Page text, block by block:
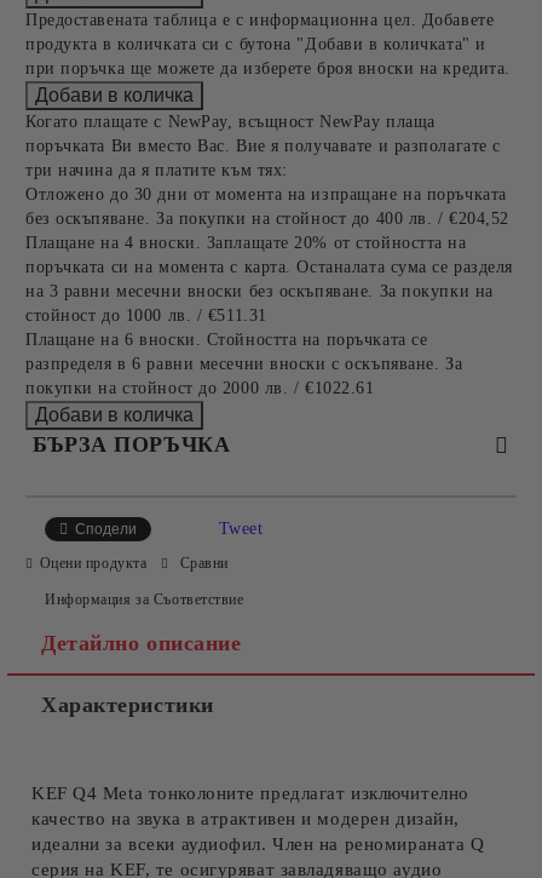
Предоставената таблица е с информационна цел. Добавете
продукта в количката си с бутона "Добави в количката" и
при поръчка ще можете да изберете броя вноски на кредита.
Когато плащате с NewPay, всъщност NewPay плаща
поръчката Ви вместо Вас. Вие я получавате и разполагате с
три начина да я платите към тях:
Отложено до 30 дни от момента на изпращане на поръчката
без оскъпяване. За покупки на стойност до 400 лв. / €204,52
Плащане на 4 вноски. Заплащате 20% от стойността на
поръчката си на момента с карта. Останалата сума се разделя
на 3 равни месечни вноски без оскъпяване. За покупки на
стойност до 1000 лв. / €511.31
Плащане на 6 вноски. Стойността на поръчката се
разпределя в 6 равни месечни вноски с оскъпяване. За
покупки на стойност до 2000 лв. / €1022.61
БЪРЗА ПОРЪЧКА
Съгласен съм с
Ние ще се свържем с вас в рамките на работния ден.
Сподели Tweet
Оцени продукта Сравни
Информация за Съответствие
Детайлно описание
Характеристики
KEF Q4 Meta тонколоните предлагат изключително
качество на звука в атрактивен и модерен дизайн,
идеални за всеки аудиофил. Член на реномираната Q
серия на KEF, те осигуряват завладяващо аудио